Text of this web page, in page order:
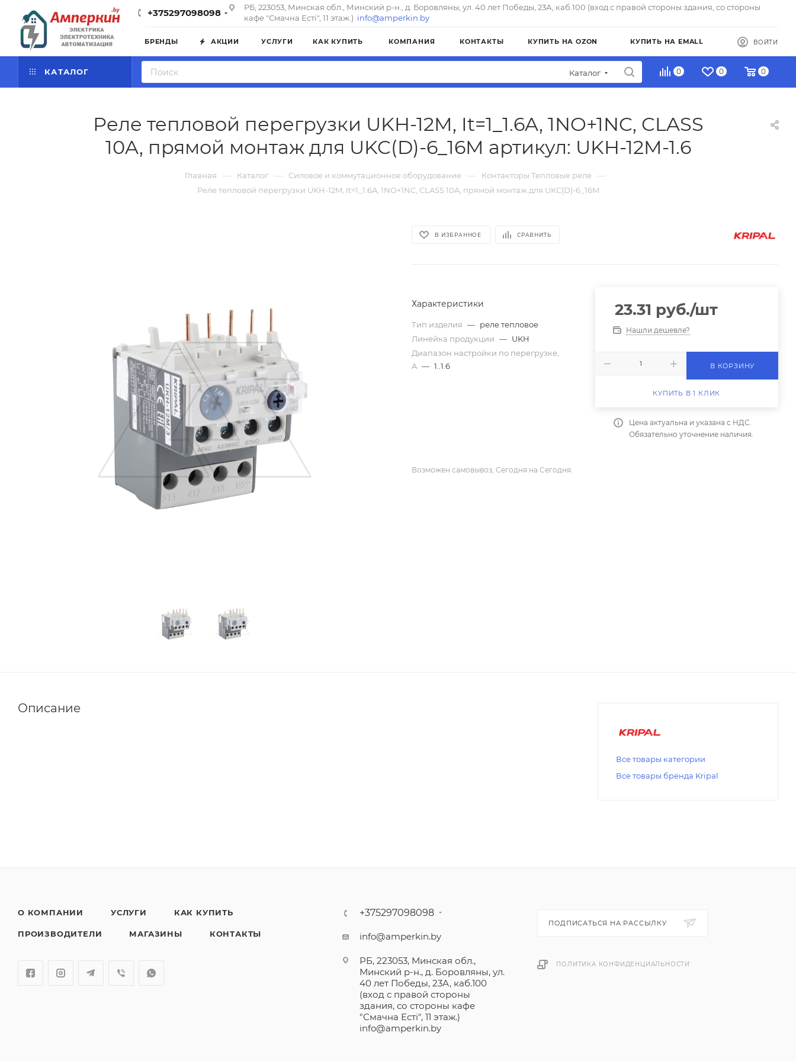
+375297098098
РБ, 223053, Минская обл., Минский р-н., д. Боровляны, ул. 40 лет Победы, 23А, каб.100 (вход с правой стороны здания, со стороны
кафе "Смачна Естi", 11 этаж.) info@amperkin.by
БРЕНДЫ АКЦИИ УСЛУГИ КАК КУПИТЬ КОМПАНИЯ КОНТАКТЫ КУПИТЬ НА OZON КУПИТЬ НА EMALL ВОЙТИ
КАТАЛОГ Каталог 0 0 0
Реле тепловой перегрузки UKH-12M, It=1_1.6A, 1NO+1NC, CLASS
10A, прямой монтаж для UKC(D)-6_16M артикул: UKH-12M-1.6
Главная — Каталог — Силовое и коммутационное оборудование — Контакторы Тепловые реле —
Реле тепловой перегрузки UKH-12M, It=1_1.6A, 1NO+1NC, CLASS 10A, прямой монтаж для UKC(D)-6_16M
В ИЗБРАННОЕ СРАВНИТЬ
Характеристики
Тип изделия — реле тепловое
Линейка продукции — UKH
Диапазон настройки по перегрузке,
A — 1..1.6
23.31 руб./шт
Нашли дешевле?
В КОРЗИНУ
КУПИТЬ В 1 КЛИК
Цена актуальна и указана с НДС.
Обязательно уточнение наличия.
Возможен самовывоз, Сегодня на Сегодня.
Описание
Все товары категории
Все товары бренда Kripal
О КОМПАНИИ УСЛУГИ КАК КУПИТЬ
ПРОИЗВОДИТЕЛИ МАГАЗИНЫ КОНТАКТЫ
+375297098098
info@amperkin.by
РБ, 223053, Минская обл.,
Минский р-н., д. Боровляны, ул.
40 лет Победы, 23А, каб.100
(вход с правой стороны
здания, со стороны кафе
"Смачна Естi", 11 этаж.)
info@amperkin.by
ПОДПИСАТЬСЯ НА РАССЫЛКУ
ПОЛИТИКА КОНФИДЕНЦИАЛЬНОСТИ